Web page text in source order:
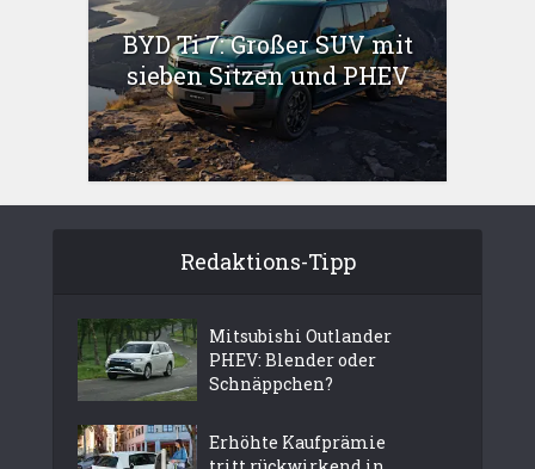
BYD Ti 7: Großer SUV mit
sieben Sitzen und PHEV
Redaktions-Tipp
Mitsubishi Outlander
PHEV: Blender oder
Schnäppchen?
Erhöhte Kaufprämie